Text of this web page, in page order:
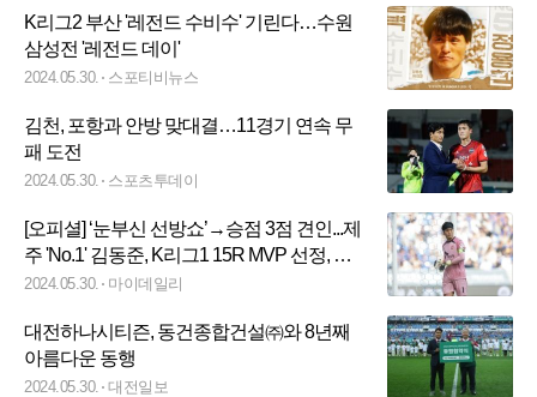
K리그2 부산 '레전드 수비수' 기린다…수원
삼성전 '레전드 데이'
2024.05.30. 스포티비뉴스
김천, 포항과 안방 맞대결…11경기 연속 무
패 도전
2024.05.30. 스포츠투데이
[오피셜] ‘눈부신 선방쇼’→승점 3점 견인...제
주 'No.1' 김동준, K리그1 15R MVP 선정, 베
스트 팀은 수원FC
2024.05.30. 마이데일리
대전하나시티즌, 동건종합건설㈜와 8년째
아름다운 동행
2024.05.30. 대전일보